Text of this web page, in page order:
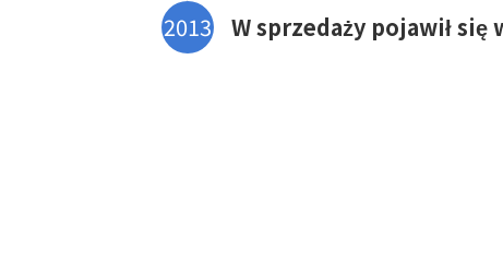
W sprzedaży pojawił